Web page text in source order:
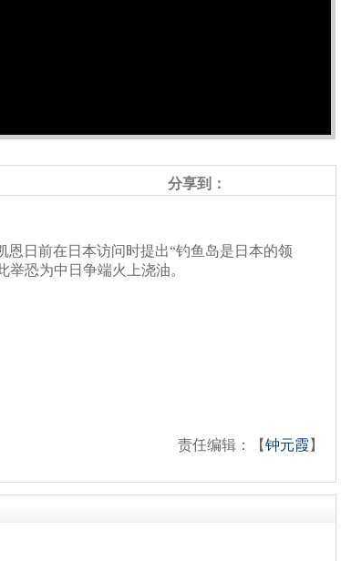
分享到：
日前在日本访问时提出“钓鱼岛是日本的领
举恐为中日争端火上浇油。
责任编辑：【钟元霞 】